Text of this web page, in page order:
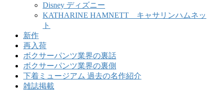
Disney ディズニー
KATHARINE HAMNETT キャサリンハムネッ
ト
新作
再入荷
ボクサーパンツ業界の裏話
ボクサーパンツ業界の裏側
下着ミュージアム 過去の名作紹介
雑誌掲載